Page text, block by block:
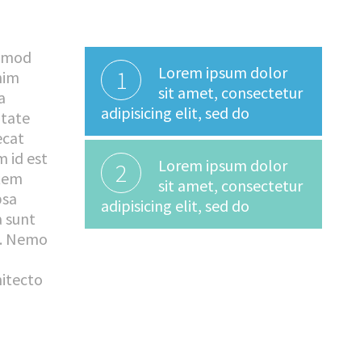
id est
sunt
Nemo
1
Lorem ipsum dolor
sit amet, consectetur
adipisicing elit, sed do
2
Lorem ipsum dolor
sit amet, consectetur
adipisicing elit, sed do